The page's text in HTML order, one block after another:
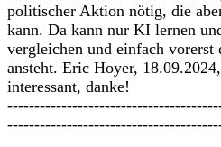
politischer Aktion nötig, die
kann. Da kann nur KI lernen
vergleichen und einfach
ansteht. Eric Hoyer,
interessant, danke!